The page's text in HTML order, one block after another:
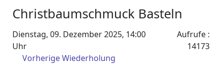
Christbaumschmuck Basteln
Dienstag, 09. Dezember 2025, 14:00
Uhr
Vorherige Wiederholung
Aufrufe :
14173